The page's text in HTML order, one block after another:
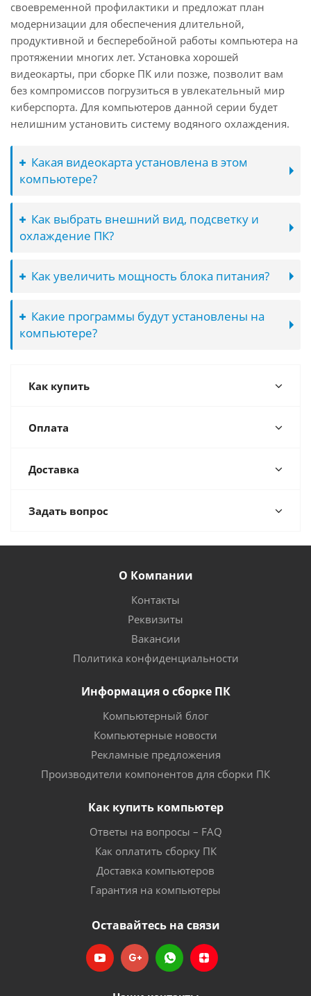
своевременной профилактики и предложат план
модернизации для обеспечения длительной,
продуктивной и бесперебойной работы компьютера на
протяжении многих лет. Установка хорошей
видеокарты, при сборке ПК или позже, позволит вам
без компромиссов погрузиться в увлекательный мир
киберспорта. Для компьютеров данной серии будет
нелишним установить систему водяного охлаждения.
Какая видеокарта установлена в этом
компьютере?
Как выбрать внешний вид, подсветку и
охлаждение ПК?
Как увеличить мощность блока питания?
Какие программы будут установлены на
компьютере?
Как купить
Оплата
Доставка
Задать вопрос
О Компании
Контакты
Реквизиты
Вакансии
Политика конфиденциальности
Информация о сборке ПК
Компьютерный блог
Компьютерные новости
Рекламные предложения
Производители компонентов для сборки ПК
Как купить компьютер
Ответы на вопросы – FAQ
Как оплатить сборку ПК
Доставка компьютеров
Гарантия на компьютеры
Оставайтесь на связи